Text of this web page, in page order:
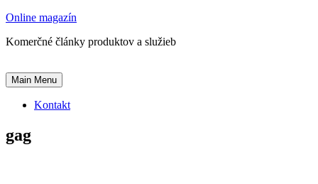
Skip
content
Online magazín
Komerčné články produktov a služieb
Main Menu
Kontakt
gag